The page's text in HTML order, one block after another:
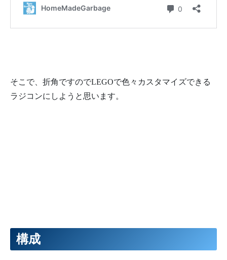
そこで、折角ですのでLEGOで色々カスタマイズできる
ラジコンにしようと思います。
構成